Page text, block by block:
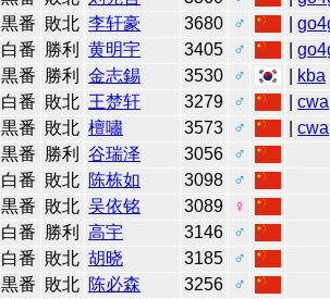
黒番 敗北 李轩豪 3680 ♂ |
白番 勝利 黄明宇 3405 ♂ |
黒番 勝利 金志錫 3530 ♂ kba
白番 敗北 王楚轩 3279 ♂ |cwa
黒番 敗北 檀嘯 3573 ♂ |cwa
黒番 勝利 谷瑞泽 3056
♂
白番 敗北 陈栋如 3098
♂
黒番 敗北 吴依铭 3089
♀
白番 勝利 高宇 3146
♂
白番 敗北 胡晓 3185
♂
黒番 敗北 陈必森 3256
♂